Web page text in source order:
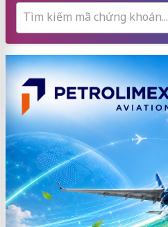
Tìm kiếm mã chứng khoán...